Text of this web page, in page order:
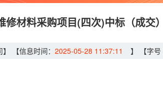
修材料采购项目(四次)中标（成交
【信息时间： 2025-05-28 11:37:11 】 【字号